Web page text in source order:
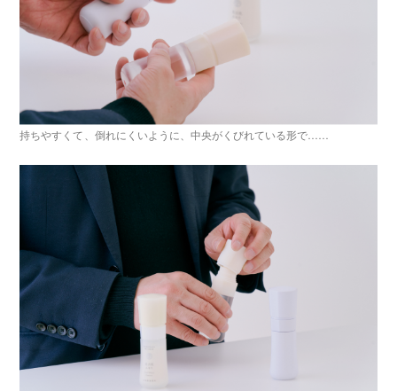
持ちやすくて、倒れにくいように、中央がくびれている形で……